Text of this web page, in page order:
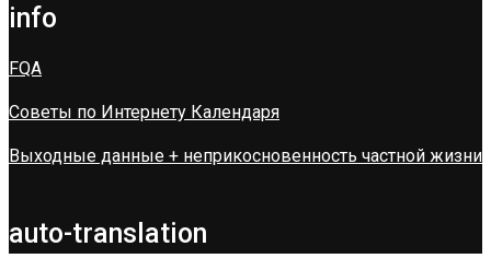
info
FQA
Советы по Интернету Календаря
Выходные данные + неприкосновенность частной жизни
auto-translation